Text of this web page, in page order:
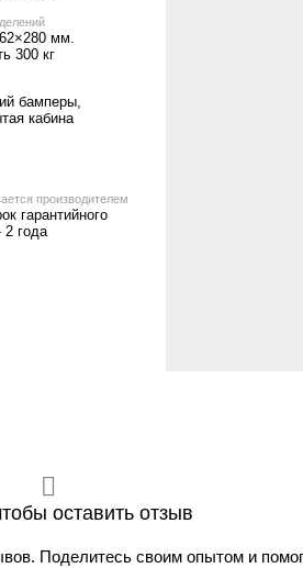
мм.
300 кг
бамперы,
кабина
производителем
гарантийного
года
оставить отзыв
Поделитесь своим опытом и